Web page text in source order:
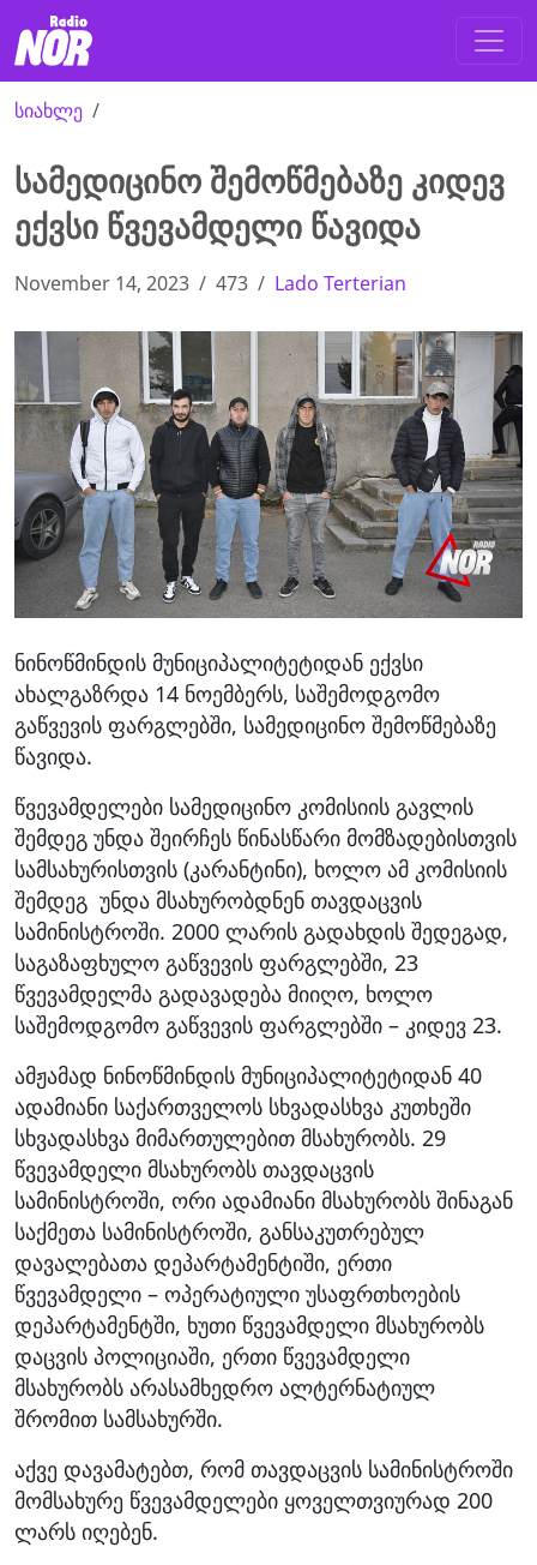
სიახლე
სამედიცინო შემოწმებაზე კიდევ
ექვსი წვევამდელი წავიდა
November 14, 2023 473 Lado Terterian
ნინოწმინდის მუნიციპალიტეტიდან ექვსი
ახალგაზრდა 14 ნოემბერს, საშემოდგომო
გაწვევის ფარგლებში, სამედიცინო შემოწმებაზე
წავიდა.
წვევამდელები სამედიცინო კომისიის გავლის
შემდეგ უნდა შეირჩეს წინასწარი მომზადებისთვის
სამსახურისთვის (კარანტინი), ხოლო ამ კომისიის
შემდეგ უნდა მსახურობდნენ თავდაცვის
სამინისტროში. 2000 ლარის გადახდის შედეგად,
საგაზაფხულო გაწვევის ფარგლებში, 23
წვევამდელმა გადავადება მიიღო, ხოლო
საშემოდგომო გაწვევის ფარგლებში – კიდევ 23.
ამჟამად ნინოწმინდის მუნიციპალიტეტიდან 40
ადამიანი საქართველოს სხვადასხვა კუთხეში
სხვადასხვა მიმართულებით მსახურობს. 29
წვევამდელი მსახურობს თავდაცვის
სამინისტროში, ორი ადამიანი მსახურობს შინაგან
საქმეთა სამინისტროში, განსაკუთრებულ
დავალებათა დეპარტამენტიში, ერთი
წვევამდელი – ოპერატიული უსაფრთხოების
დეპარტამენტში, ხუთი წვევამდელი მსახურობს
დაცვის პოლიციაში, ერთი წვევამდელი
მსახურობს არასამხედრო ალტერნატიულ
შრომით სამსახურში.
აქვე დავამატებთ, რომ თავდაცვის სამინისტროში
მომსახურე წვევამდელები ყოველთვიურად 200
ლარს იღებენ.